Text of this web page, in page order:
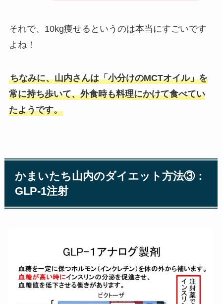
それで、10kg痩せるというのは本当にすごいです
よね！
ちなみに、山内さんは「小分けのMCTオイル」を
常に持ち歩いて、外食時も料理にかけて食べてい
たようです。
かまいたち山内のダイエット方法③：
GLP-1注射